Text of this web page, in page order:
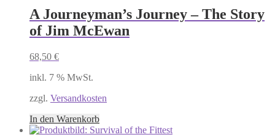
A Journeyman’s Journey – The Story
of Jim McEwan
68,50 €
inkl. 7 % MwSt.
zzgl. Versandkosten
In den Warenkorb